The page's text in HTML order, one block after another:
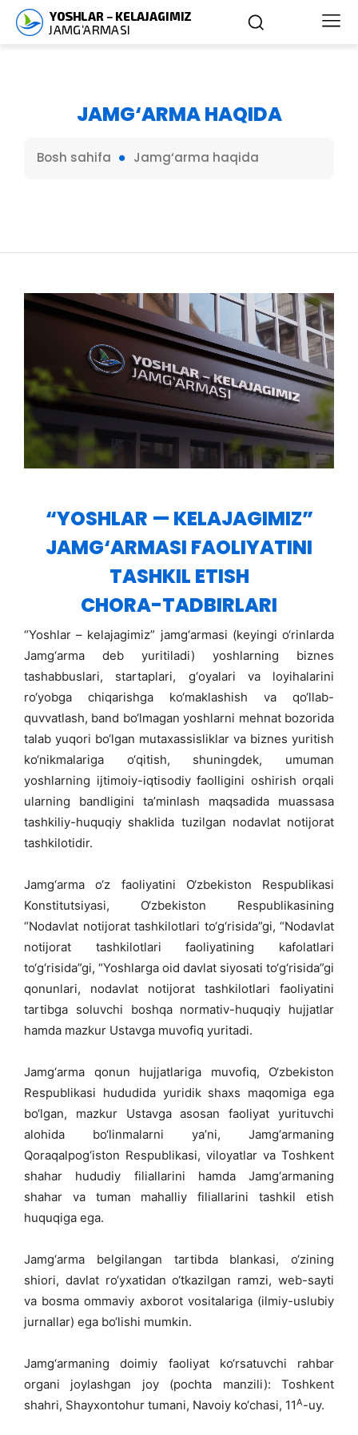
JAMG‘ARMA HAQIDA
Bosh sahifa Jamg‘arma haqida
“YOSHLAR — KELAJAGIMIZ”
JAMG‘ARMASI FAOLIYATINI
TASHKIL ETISH
CHORA-TADBIRLARI
“Yoshlar – kelajagimiz” jamg‘armasi (keyingi o‘rinlarda
Jamg‘arma deb yuritiladi) yoshlarning biznes
tashabbuslari, startaplari, g‘oyalari va loyihalarini
ro‘yobga chiqarishga ko‘maklashish va qo‘llab-
quvvatlash, band bo‘lmagan yoshlarni mehnat bozorida
talab yuqori bo‘lgan mutaxassisliklar va biznes yuritish
ko‘nikmalariga o‘qitish, shuningdek, umuman
yoshlarning ijtimoiy-iqtisodiy faolligini oshirish orqali
ularning bandligini ta’minlash maqsadida muassasa
tashkiliy-huquqiy shaklida tuzilgan nodavlat notijorat
tashkilotidir.
Jamg‘arma o‘z faoliyatini O‘zbekiston Respublikasi
Konstitutsiyasi, O‘zbekiston Respublikasining
“Nodavlat notijorat tashkilotlari to‘g‘risida”gi, “Nodavlat
notijorat tashkilotlari faoliyatining kafolatlari
to‘g‘risida”gi, “Yoshlarga oid davlat siyosati to‘g‘risida”gi
qonunlari, nodavlat notijorat tashkilotlari faoliyatini
tartibga soluvchi boshqa normativ-huquqiy hujjatlar
hamda mazkur Ustavga muvofiq yuritadi.
Jamg‘arma qonun hujjatlariga muvofiq, O‘zbekiston
Respublikasi hududida yuridik shaxs maqomiga ega
bo‘lgan, mazkur Ustavga asosan faoliyat yurituvchi
alohida bo‘linmalarni ya’ni, Jamg‘armaning
Qoraqalpog‘iston Respublikasi, viloyatlar va Toshkent
shahar hududiy filiallarini hamda Jamg‘armaning
shahar va tuman mahalliy filiallarini tashkil etish
huquqiga ega.
Jamg‘arma belgilangan tartibda blankasi, o‘zining
shiori, davlat ro‘yxatidan o‘tkazilgan ramzi, web-sayti
va bosma ommaviy axborot vositalariga (ilmiy-uslubiy
jurnallar) ega bo‘lishi mumkin.
Jamg‘armaning doimiy faoliyat ko‘rsatuvchi rahbar
organi joylashgan joy (pochta manzili): Toshkent
shahri, Shayxontohur tumani, Navoiy ko‘chasi, 11A-uy.